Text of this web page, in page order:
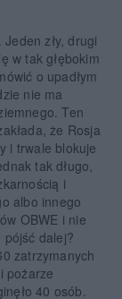
zły, drugi
w tak głębokim
o upadłym
nie ma
Ten
że Rosja
i trwale blokuje
tak długo,
i
albo innego
OBWE i nie
pójść dalej?
zatrzymanych
pożarze
40 osób.